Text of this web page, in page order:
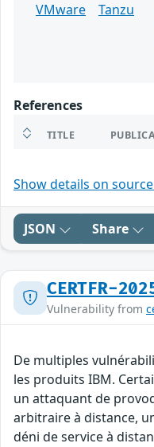
VMware Tanzu
References
TITLE
Show details on
JSON Share
CERTFR-
Vulnerability from
De multiples
les produits IBM.
un attaquant de
arbitraire à distance,
déni de service à